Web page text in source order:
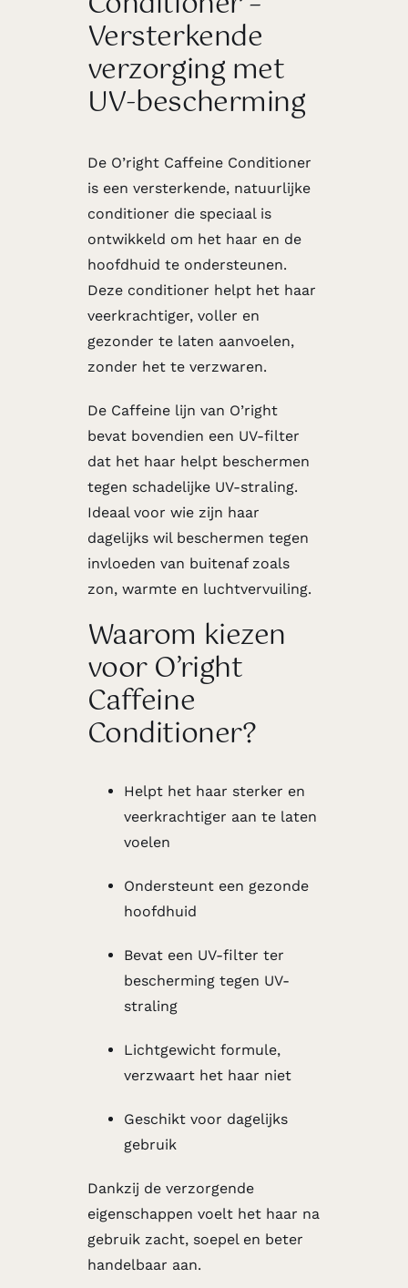
Versterkende
verzorging met
UV-bescherming
De O’right Caffeine Conditioner
is een versterkende, natuurlijke
conditioner die speciaal is
ontwikkeld om het haar en de
hoofdhuid te ondersteunen.
Deze conditioner helpt het haar
veerkrachtiger, voller en
gezonder te laten aanvoelen,
zonder het te verzwaren.
De Caffeine lijn van O’right
bevat bovendien een UV-filter
dat het haar helpt beschermen
tegen schadelijke UV-straling.
Ideaal voor wie zijn haar
dagelijks wil beschermen tegen
invloeden van buitenaf zoals
zon, warmte en luchtvervuiling.
Waarom kiezen
voor O’right
Caffeine
Conditioner?
Helpt het haar sterker en
veerkrachtiger aan te laten
voelen
Ondersteunt een gezonde
hoofdhuid
Bevat een UV-filter ter
bescherming tegen UV-
straling
Lichtgewicht formule,
verzwaart het haar niet
Geschikt voor dagelijks
gebruik
Dankzij de verzorgende
eigenschappen voelt het haar na
gebruik zacht, soepel en beter
handelbaar aan.